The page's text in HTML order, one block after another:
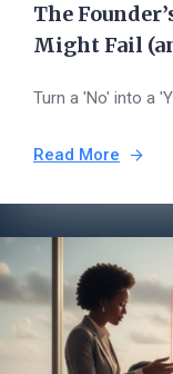
The
Might Fail
Turn a 'No' into a
Read More